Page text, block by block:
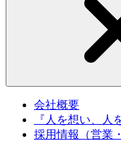
会社概要
『人を想い、人
採用情報（営業